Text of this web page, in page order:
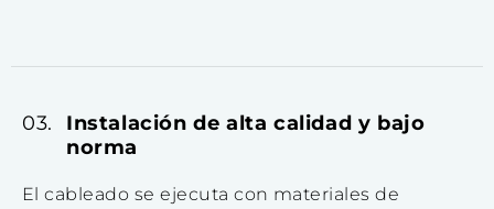
Instalación de alta calidad y bajo
norma
El cableado se ejecuta con materiales de